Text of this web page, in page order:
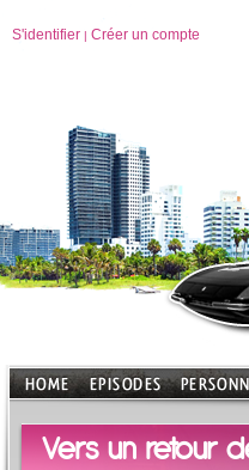
S'identifier | Créer un compte
Vers un retour